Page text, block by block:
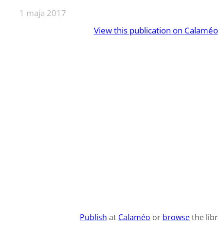
1 maja 2017
View this publication on Calaméo
Publish at Calaméo or browsethe